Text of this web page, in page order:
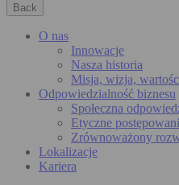
Back
O nas
Innowacje
Nasza historia
Misja, wizja,
Odpowiedzialność biznesu
Społeczna
Etyczne
Zrównoważony
Lokalizacje
Kariera